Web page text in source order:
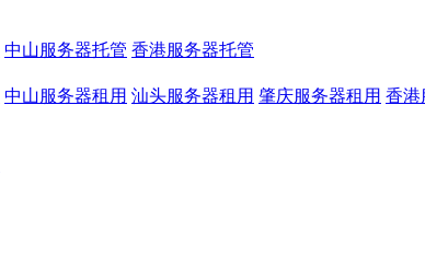
中山服务器托管 香港服务器托管
中山服务器租用 汕头服务器租用 肇庆服务器租用 香港